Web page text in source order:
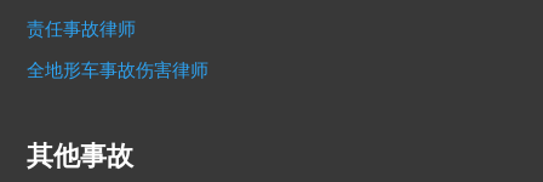
责任事故律师
全地形车事故伤害律师
其他事故